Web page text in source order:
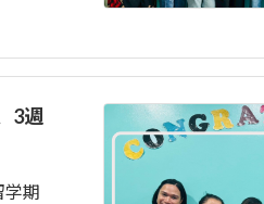
3週
学期